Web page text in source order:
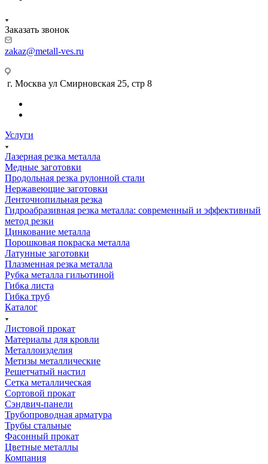
Заказать звонок
zakaz@metall-ves.ru
г. Москва ул Смирновская 25, стр 8
Услуги
Лазерная резка металла
Медные заготовки
Продольная резка рулонной стали
Нержавеющие заготовки
Ленточнопильная резка
Гидроабразивная резка металла: современный и эффективный
метод резки
Цинкование металла
Порошковая покраска металла
Латунные заготовки
Плазменная резка металла
Рубка металла гильотиной
Гибка листа
Гибка труб
Каталог
Листовой прокат
Материалы для кровли
Металлоизделия
Метизы металлические
Решетчатый настил
Сетка металлическая
Сортовой прокат
Сэндвич-панели
Трубопроводная арматура
Трубы стальные
Фасонный прокат
Цветные металлы
Компания